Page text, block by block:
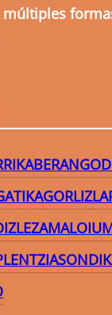
BERANGO
GORLIZ
LEZAMALOIU